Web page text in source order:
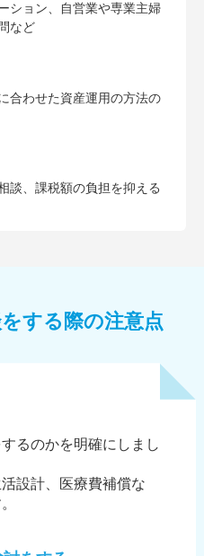
ション、⾃営業や専業主婦
など
合わせた資産運⽤の⽅法の
談、課税額の負担を抑える
する際の注意点
るのかを明確にしまし
設計、医療費補償な